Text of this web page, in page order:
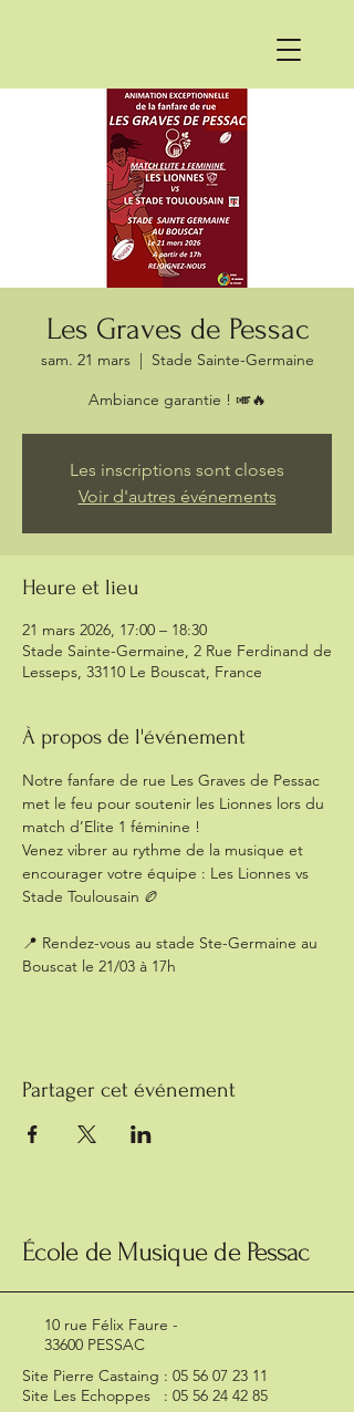
Les Graves de Pessac
sam. 21 mars
  |
Stade Sainte-Germaine
Les inscriptions sont closes
Voir d'autres événements
Heure et lieu
21 mars 2026, 17:00 – 18:30
Stade Sainte-Germaine, 2 Rue Ferdinand de
Lesseps, 33110 Le Bouscat, France
À propos de l'événement
Notre fanfare de rue Les Graves de Pessac
met le feu pour soutenir les Lionnes lors du
match d’Elite 1 féminine !
Venez vibrer au rythme de la musique et
encourager votre équipe : Les Lionnes vs
Stade Toulousain 🏉
📍 Rendez-vous au stade Ste-Germaine au
Bouscat le 21/03 à 17h
Partager cet événement
École de Musique de Pessac
10 rue Félix Faure -
33600 PESSAC
Site Pierre Castaing : 05 56 07 23 11
Site Les Echoppes : 05 56 24 42 85